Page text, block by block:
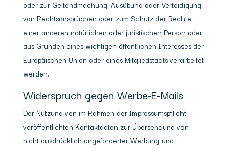
oder zur Geltendmachung, Ausübung oder Verteidigung
von Rechtsansprüchen oder zum Schutz der Rechte
einer anderen natürlichen oder juristischen Person oder
aus Gründen eines wichtigen öffentlichen Interesses der
Europäischen Union oder eines Mitgliedstaats verarbeitet
werden.
Widerspruch gegen Werbe-E-Mails
Der Nutzung von im Rahmen der Impressumspflicht
veröffentlichten Kontaktdaten zur Übersendung von
nicht ausdrücklich angeforderter Werbung und